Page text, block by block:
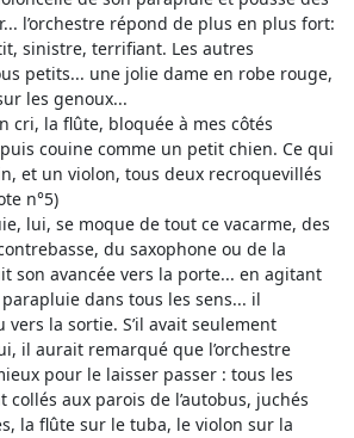
l’orchestre répond de plus en plus fort:
sinistre, terrifiant. Les autres
petits... une jolie dame en robe rouge,
les genoux...
cri, la flûte, bloquée à mes côtés
couine comme un petit chien. Ce qui
et un violon, tous deux recroquevillés
n°5)
lui, se moque de tout ce vacarme, des
du saxophone ou de la
son avancée vers la porte... en agitant
dans tous les sens... il
vers la sortie. S’il avait seulement
il aurait remarqué que l’orchestre
pour le laisser passer : tous les
collés aux parois de l’autobus, juchés
la flûte sur le tuba, le violon sur la